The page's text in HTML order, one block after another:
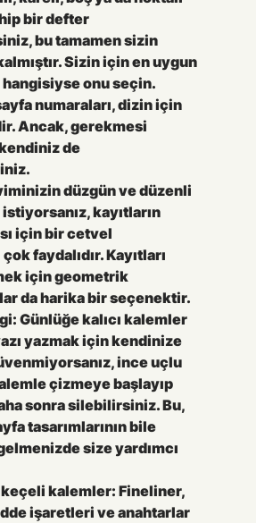
bir defter
bu tamamen sizin
Sizin için en uygun
hangisiyse onu seçin.
numaraları, dizin için
Ancak, gerekmesi
de
düzgün ve düzenli
kayıtların
için bir cetvel
faydalıdır. Kayıtları
için geometrik
da harika bir seçenektir.
Günlüğe kalıcı kalemler
yazmak için kendinize
ince uçlu
çizmeye başlayıp
sonra silebilirsiniz. Bu,
tasarımlarının bile
size yardımcı
kalemler: Fineliner,
işaretleri ve anahtarlar